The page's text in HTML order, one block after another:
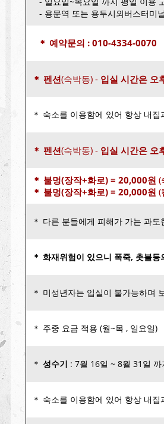
- 용문역 또는 용두시외버스터미
＊ 예약문의 : 010-4334-0070
＊ 펜션(숙박동) - 입실 시간은 오
＊ 숙소를 이용함에 있어 항상 내
＊ 펜션(숙박동) - 입실 시간은 오
＊ 불멍(장작+화로) = 20,000원 (
＊ 불멍(장작+화로) = 20,000원 (
＊ 다른 분들에게 피해가 가는 과
＊ 화재위험이 있으니 폭죽, 촛불
＊ 미성년자는 입실이 불가능하며
＊ 주중 요금 적용 (월~목 , 일요일)
＊ 성수기 : 7월 16일 ~ 8월 31일 까
＊ 숙소를 이용함에 있어 항상 내